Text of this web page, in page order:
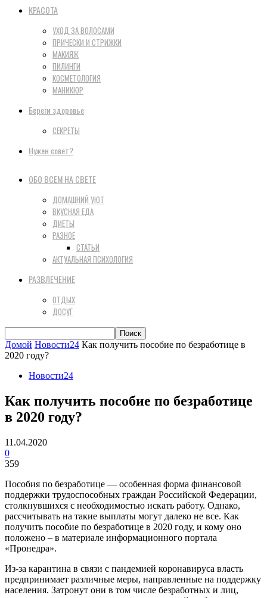
КРАСОТА
УХОД ЗА ВОЛОСАМИ
ПРИЧЕСКИ И СТРИЖКИ
МАКИЯЖ
ПИЛИНГИ
КОСМЕТОЛОГИЯ
МАНИКЮР
Береги здоровье
СЕКРЕТЫ
Нужен совет?
ОБО ВСЕМ НА СВЕТЕ
ДОМАШНИЙ УЮТ
ВКУСНАЯ ЕДА
ДИЕТЫ
РАЗНОЕ
СТАТЬИ
АКТУАЛЬНАЯ ПСИХОЛОГИЯ
РАЗВЛЕЧЕНИЕ
ОТДЫХ
ДОСУГ
Домой Новости24 Как получить пособие по безработице в
2020 году?
Новости24
Как получить пособие по безработице
в 2020 году?
11.04.2020
0
359
Пособия по безработице — особенная форма финансовой
поддержки трудоспособных граждан Российской Федерации,
столкнувшихся с необходимостью искать работу. Однако,
рассчитывать на такие выплаты могут далеко не все. Как
получить пособие по безработице в 2020 году, и кому оно
положено – в материале информационного портала
«Пронедра».
Из-за карантина в связи с пандемией коронавируса власть
предпринимает различные меры, направленные на поддержку
населения. Затронут они в том числе безработных и лиц,